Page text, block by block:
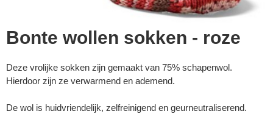
Bonte wollen sokken - roze
Deze vrolijke sokken zijn gemaakt van 75% schapenwol.
Hierdoor zijn ze verwarmend en ademend.
De wol is huidvriendelijk, zelfreinigend en geurneutraliserend.